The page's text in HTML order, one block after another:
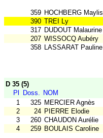
359 HOCHBERG Maylis
390 TREI Ly
317 DUDOUT Malaurine
207 WISSOCQ Aubéry
358 LASSARAT Pauline
D 35 (5)
Pl
Doss. NOM
1
325 MERCIER Agnès
2
24 PIERRE Elodie
3
260 CHAUDON Aurélie
4
259 BOULAIS Caroline